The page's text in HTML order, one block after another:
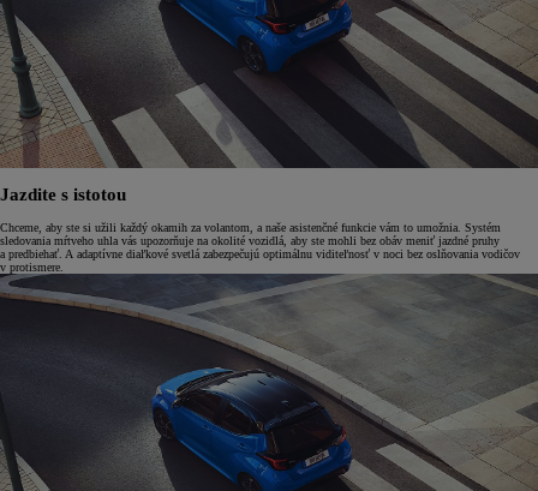
Jazdite s istotou
Chceme, aby ste si užili každý okamih za volantom, a naše asistenčné funkcie vám to umožnia. Systém
sledovania mŕtveho uhla vás upozorňuje na okolité vozidlá, aby ste mohli bez obáv meniť jazdné pruhy
a predbiehať. A adaptívne diaľkové svetlá zabezpečujú optimálnu viditeľnosť v noci bez oslňovania vodičov
v protismere.